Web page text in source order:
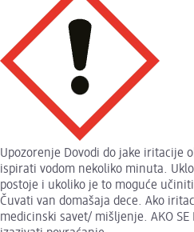
Upozorenje Dovodi do jake iritacije
ispirati vodom nekoliko minuta.
postoje i ukoliko je to moguće
Čuvati van domašaja dece. Ako
medicinski savet/ mišljenje. AKO SE